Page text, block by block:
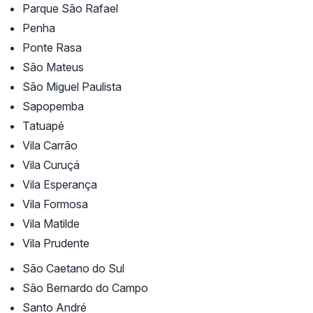
Parque São Rafael
Penha
Ponte Rasa
São Mateus
São Miguel Paulista
Sapopemba
Tatuapé
Vila Carrão
Vila Curuçá
Vila Esperança
Vila Formosa
Vila Matilde
Vila Prudente
São Caetano do Sul
São Bernardo do Campo
Santo André